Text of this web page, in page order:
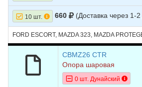
10 шт. 660 (Доставка через 1-
FORD ESCORT, MAZDA 323, MAZDA
CBMZ26 CTR
Опора шаровая
0 шт. Дунайский